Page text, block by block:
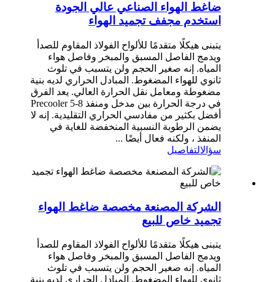
ضاغط الهواء الصناعي عالي الجودة
استخدم مجفف تجميد الهواء
يتبنى هيكلًا متقدمًا للألواح الفولاذ المقاوم للصدأ
ويدمج الفاصل المسبق والمبخر وفاصل هواء
المياه. إنه صغير الحجم ولن يتسبب في تلوث
ثانوي للهواء المضغوط. المبادل الحراري لديه بنية
مضغوطة ومعامل نقل الحرارة العالي. يعد الفرق
في درجة الحرارة بين مدخل ومنفذ Precooler 5-8
أفضل بكثير من مفادسي الحراري التقليدية. إنه لا
يضمن الرطوبة النسبية المنخفضة للغاية في
المنفذ ، ولكنه فعال أيضًا ...
سؤالالتفاصيل
الشركة المصنعة مخصصة ضاغط الهواء
تجميد خاص للبيع
يتبنى هيكلًا متقدمًا للألواح الفولاذ المقاوم للصدأ
ويدمج الفاصل المسبق والمبخر وفاصل هواء
المياه. إنه صغير الحجم ولن يتسبب في تلوث
ثانوي للهواء المضغوط. المبادل الحراري لديه بنية